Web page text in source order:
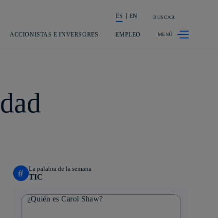
La acción en accionistas e inversores
ES EN BUSCAR
ACCIONISTAS E INVERSORES EMPLEO
# La palabra de la semana
TIC
¿Quién es Carol Shaw?